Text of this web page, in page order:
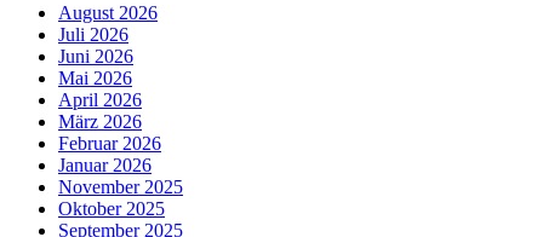
August 2026
Juli 2026
Juni 2026
Mai 2026
April 2026
März 2026
Februar 2026
Januar 2026
November 2025
Oktober 2025
September 2025